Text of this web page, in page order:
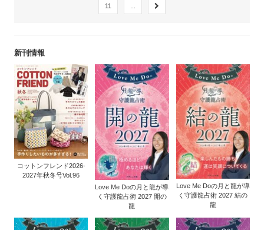
11
新刊情報
コットンフレンド2026-
2027年秋冬号Vol.96
Love Me Doの月と龍が導
く守護龍占術 2027 開の
龍
Love Me Doの月と龍が導
く守護龍占術 2027 結の
龍